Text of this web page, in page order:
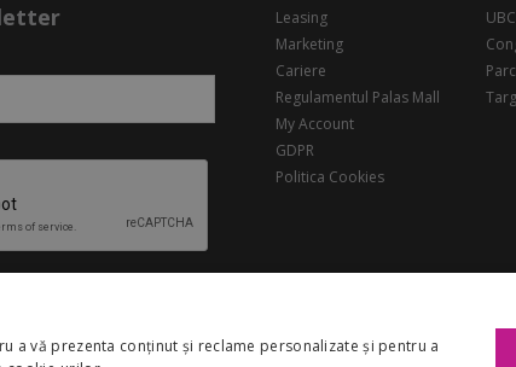
Leasing
Marketing
Cariere
Regulamentul Palas Mall
My Account
GDPR
Politica Cookies
UBC
a vă prezenta conținut și reclame personalizate și pentru a